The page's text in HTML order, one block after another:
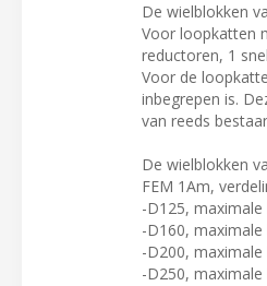
De wielblokken
Voor loopkatten
reductoren, 1
Voor de
inbegrepen is.
van reeds
De wielblokken
FEM 1Am,
-D125,
-D160,
-D200,
-D250,